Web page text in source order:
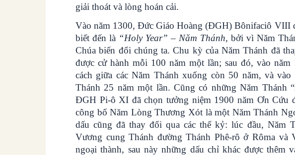
giải thoát và lòng hoán cải.
Vào năm 1300, Đức Giáo Hoàng (ĐGH) Bônifaciô VIII
biết đến là “Holy Year” – Năm Thánh, bởi vì Năm
Chúa biến đổi chúng ta. Chu kỳ của Năm Thánh đã
được cử hành mỗi 100 năm một lần; sau đó, vào
cách giữa các Năm Thánh xuống còn 50 năm, và
Thánh 25 năm một lần. Cũng có những Năm Thánh
ĐGH Pi-ô XI đã chọn tưởng niệm 1900 năm Ơn Cứu
công bố Năm Lòng Thương Xót là một Năm Thánh
dấu cũng đã thay đổi qua các thế kỷ: lúc đầu, Năm
Vương cung Thánh đường Thánh Phê-rô ở Rôma và
ngoại thành, sau này những dấu chỉ khác được thêm